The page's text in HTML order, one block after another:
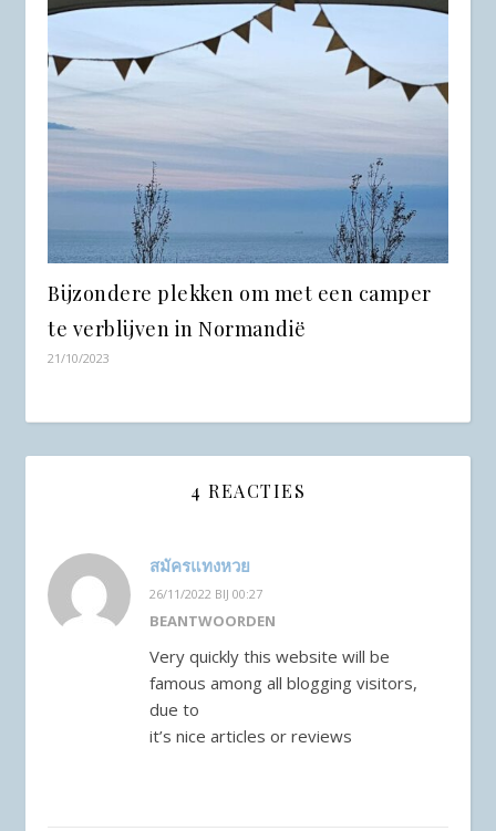
Bijzondere plekken om met een camper
te verblijven in Normandië
21/10/2023
4 REACTIES
สมัครแทงหวย
26/11/2022 BIJ 00:27
BEANTWOORDEN
Very quickly this website will be
famous among all blogging visitors,
due to
it’s nice articles or reviews